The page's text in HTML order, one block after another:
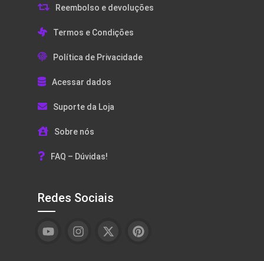
Reembolso e devoluções
Termos e Condições
Política de Privacidade
Acessar dados
Suporte da Loja
Sobre nós
FAQ – Dúvidas!
Redes Sociais